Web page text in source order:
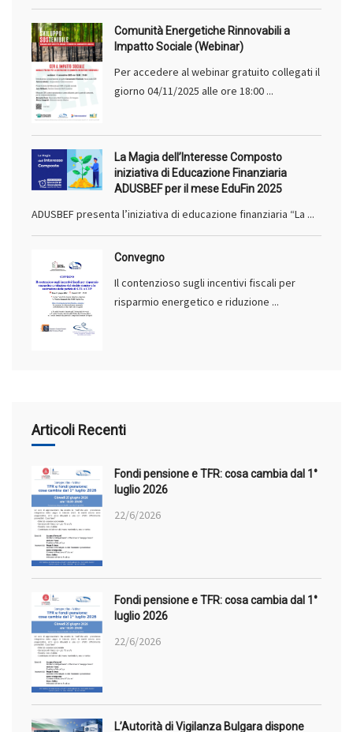
Comunità Energetiche Rinnovabili a
Impatto Sociale (Webinar)
Per accedere al webinar gratuito collegati il
giorno 04/11/2025 alle ore 18:00 ...
La Magia dell’Interesse Composto
iniziativa di Educazione Finanziaria
ADUSBEF per il mese EduFin 2025
ADUSBEF presenta l’iniziativa di educazione finanziaria “La ...
Convegno
Il contenzioso sugli incentivi fiscali per
risparmio energetico e riduzione ...
Articoli Recenti
Fondi pensione e TFR: cosa cambia dal 1°
luglio 2026
22/6/2026
Fondi pensione e TFR: cosa cambia dal 1°
luglio 2026
22/6/2026
L’Autorità di Vigilanza Bulgara dispone